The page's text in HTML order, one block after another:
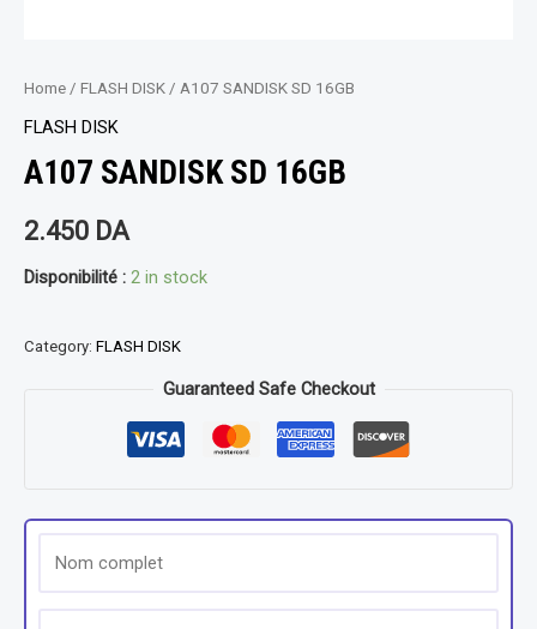
Home / FLASH DISK / A107 SANDISK SD 16GB
FLASH DISK
A107 SANDISK SD 16GB
2.450 DA
Disponibilité : 2 in stock
Category: FLASH DISK
Guaranteed Safe Checkout